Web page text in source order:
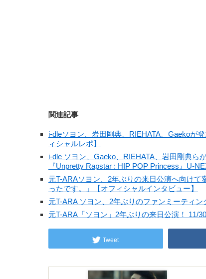
関連記事
i-dleソヨン、岩田剛典、RIEHATA、Gaekoが
ィシャルレポ】
i-dle ソヨン、Gaeko、RIEHATA、岩田剛典ら
『Unpretty Rapstar : HIP POP Princess』U-
元T-ARAソヨン、2年ぶりの来日公演へ向け
ったです。」【オフィシャルインタビュー】
元T-ARA ソヨン、2年ぶりのファンミーティ
元T-ARA「ソヨン」2年ぶりの来日公演！ 11/
Tweet